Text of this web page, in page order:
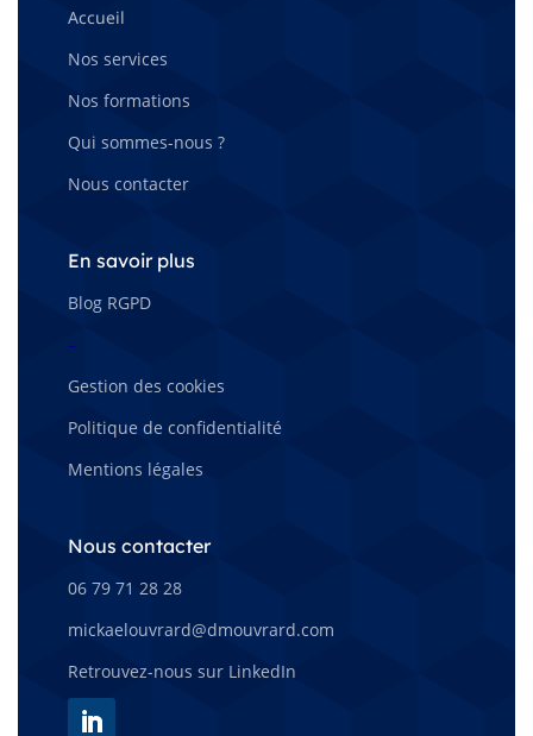
Accueil
Nos services
Nos formations
Qui sommes-nous ?
Nous contacter
En savoir plus
Blog RGPD
–
Gestion des cookies
Politique de confidentialité
Mentions légales
Nous contacter
06 79 71 28 28
mickaelouvrard@dmouvrard.com
Retrouvez-nous sur LinkedIn